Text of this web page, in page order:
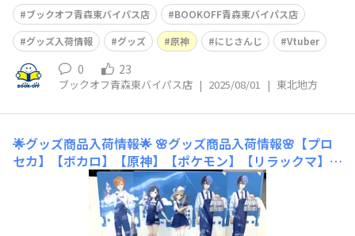
ブックオフ青森東バイパス店
BOOKOFF青森東バイパス店
グッズ入荷情報
グッズ 原神 にじさんじ Vtuber
0 23
ブックオフ青森東バイパス店 | 2025/08/01 | 東北地方
🌟グッズ商品入荷情報🌟 🌸グッズ商品入荷情報🌸【プロ
セカ】【ボカロ】【原神】【ポケモン】【リラックマ】
【ちいかわ】上記の缶バッジやぬいぐるみ等様々なグッズ
商品が入荷いたしました～❣️❣️この機会にぜひぜひご来店
くださいませ🎶心よりお待ちしております😊🌸